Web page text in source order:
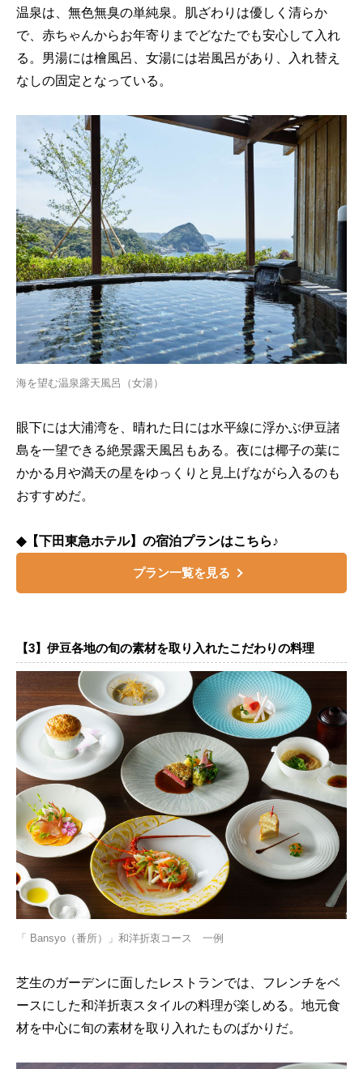
温泉は、無色無臭の単純泉。肌ざわりは優しく清らか
で、赤ちゃんからお年寄りまでどなたでも安心して入れ
る。男湯には檜風呂、女湯には岩風呂があり、入れ替え
なしの固定となっている。
海を望む温泉露天風呂（女湯）
眼下には大浦湾を、晴れた日には水平線に浮かぶ伊豆諸
島を一望できる絶景露天風呂もある。夜には椰子の葉に
かかる月や満天の星をゆっくりと見上げながら入るのも
おすすめだ。
◆【下田東急ホテル】の宿泊プランはこちら♪
プラン一覧を見る
【3】伊豆各地の旬の素材を取り入れたこだわりの料理
「 Bansyo（番所）」和洋折衷コース 一例
芝生のガーデンに面したレストランでは、フレンチをベ
ースにした和洋折衷スタイルの料理が楽しめる。地元食
材を中心に旬の素材を取り入れたものばかりだ。